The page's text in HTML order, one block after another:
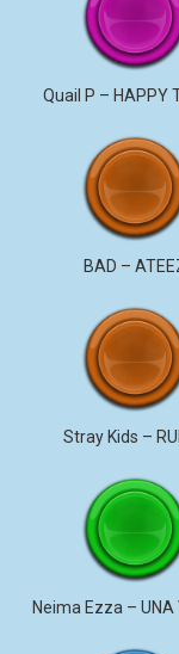
Quail P – HAPPY
BAD –
Stray Kids –
Neima Ezza – UNA